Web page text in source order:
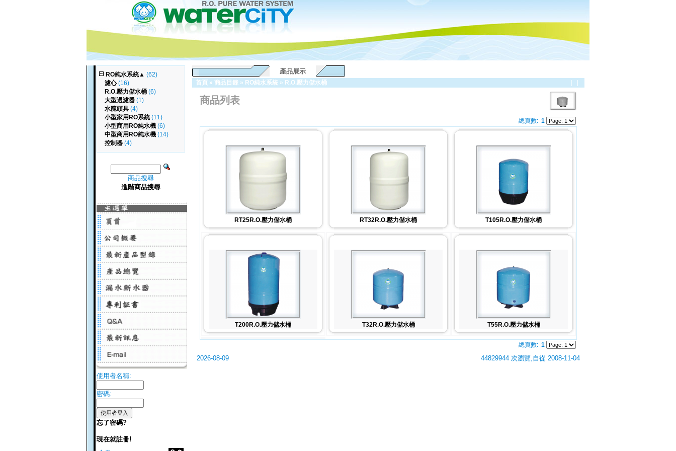
RO純水系統▲ (62)
濾心(16)
R.O.壓力儲水桶 (6)
大型過濾器 (1)
水龍頭具 (4)
小型家用RO系統(11)
小型商用RO純水機 (6)
中型商用RO純水機 (14)
控制器 (4)
商品搜尋
進階商品搜尋
使用者名稱:
密碼:
忘了密碼?
現在就註冊!
產品展示
首頁 » 商品目錄 » RO純水系統 » R.O.壓力儲水桶
商品列表
總頁數: 1
RT25R.O.壓力儲水桶 RT32R.O.壓力儲水桶 T105R.O.壓力儲水桶
T200R.O.壓力儲水桶 T32R.O.壓力儲水桶 T55R.O.壓力儲水桶
總頁數: 1
2026-08-09 44829944 次瀏覽,自從 2008-11-04